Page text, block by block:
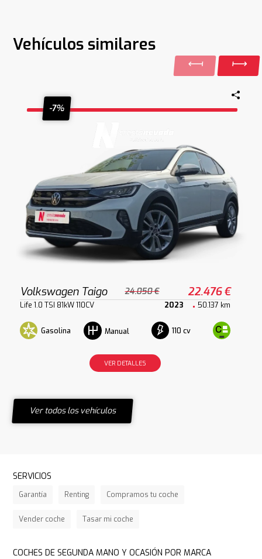
Vehículos similares
-7%
Volkswagen Taigo 24.050 € 22.476 €
Life 1.0 TSI 81kW 110CV 2023 50.137 km
Gasolina Manual 110 cv
VER DETALLES
Ver todos los vehículos
SERVICIOS
Garantía Renting Compramos tu coche
Vender coche Tasar mi coche
COCHES DE SEGUNDA MANO Y OCASIÓN POR MARCA